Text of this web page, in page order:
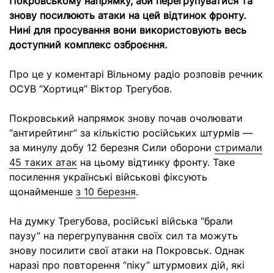
знову посилюють атаки на цей відтинок фронту.
Нині для просування вони використовують весь
доступний комплекс озброєння.
Про це у коментарі Вільному радіо розповів речник
ОСУВ “Хортиця” Віктор Трегубов.
Покровський напрямок знову почав очолювати
“антирейтинг” за кількістю російських штурмів —
за минулу добу 12 березня Сили оборони стримали
45 таких атак на цьому відтинку фронту. Таке
посилення українські військові фіксують
щонайменше з 10 березня.
На думку Трегубова, російські війська “брали
паузу” на перегрупування своїх сил та можуть
знову посилити свої атаки на Покровськ. Однак
наразі про повторення “піку” штурмових дій, які